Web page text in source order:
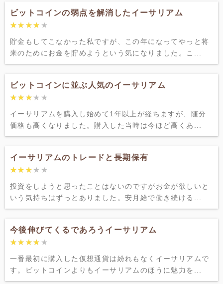
ビットコインの弱点を解消したイーサリアム
★★★★★
★★★★★
貯金もしてこなかった私ですが、この年になってやっと将
来のためにお金を貯めようという気になりました。こ...
ビットコインに並ぶ人気のイーサリアム
★★★★★
★★★★★
イーサリアムを購入し始めて1年以上が経ちますが、随分
価格も高くなりました。購入した当時は今ほど高くあ...
イーサリアムのトレードと長期保有
★★★★★
★★★★★
投資をしようと思ったことはないのですがお金が欲しいと
いう気持ちはずっとありました。安月給で働き続ける...
今後伸びてくるであろうイーサリアム
★★★★★
★★★★★
一番最初に購入した仮想通貨は紛れもなくイーサリアムで
す。ビットコインよりもイーサリアムのほうに魅力を...